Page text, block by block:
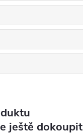
ještě dokoupit